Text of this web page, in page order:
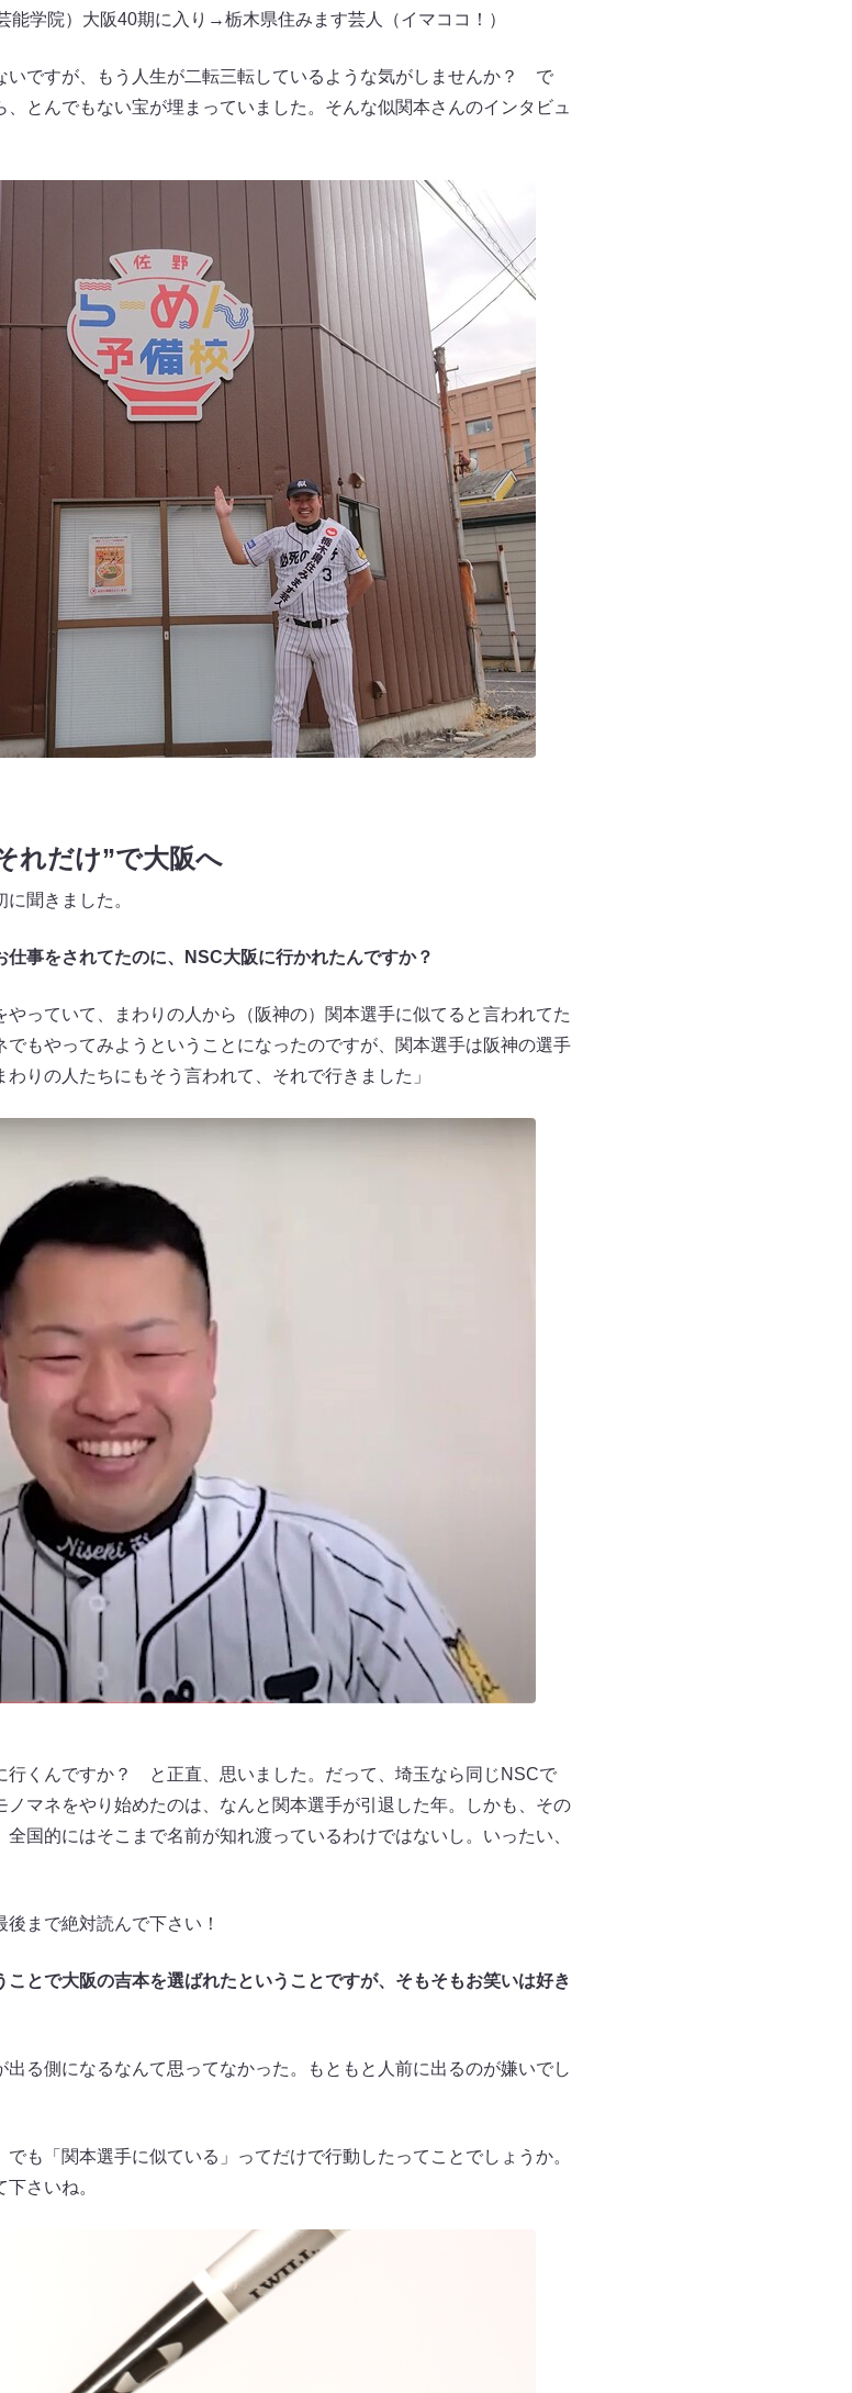
学院）大阪40期に入り→栃木県住みます芸人（イマココ！）
ですが、もう人生が二転三転しているような気がしませんか？ で
とんでもない宝が埋まっていました。そんな似関本さんのインタビュ
れだけ”で大阪へ
聞きました。
事をされてたのに、NSC大阪に行かれたんですか？
やっていて、まわりの人から（阪神の）関本選手に似てると言われてた
もやってみようということになったのですが、関本選手は阪神の選手
りの人たちにもそう言われて、それで行きました」
行くんですか？ と正直、思いました。だって、埼玉なら同じNSCで
マネをやり始めたのは、なんと関本選手が引退した年。しかも、その
国的にはそこまで名前が知れ渡っているわけではないし。いったい、
まで絶対読んで下さい！
とで大阪の吉本を選ばれたということですが、そもそもお笑いは好き
出る側になるなんて思ってなかった。もともと人前に出るのが嫌いでし
も「関本選手に似ている」ってだけで行動したってことでしょうか。
さいね。